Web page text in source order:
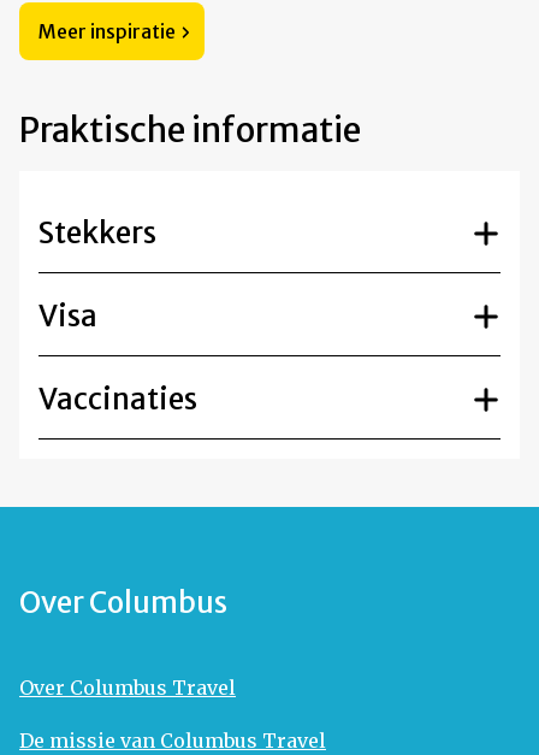
Meer inspiratie
Praktische informatie
Stekkers
Visa
Vaccinaties
Over Columbus
Over Columbus Travel
De missie van Columbus Travel